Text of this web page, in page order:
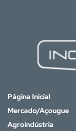
Página Inicial
Mercado/Açougue
Agroindústria